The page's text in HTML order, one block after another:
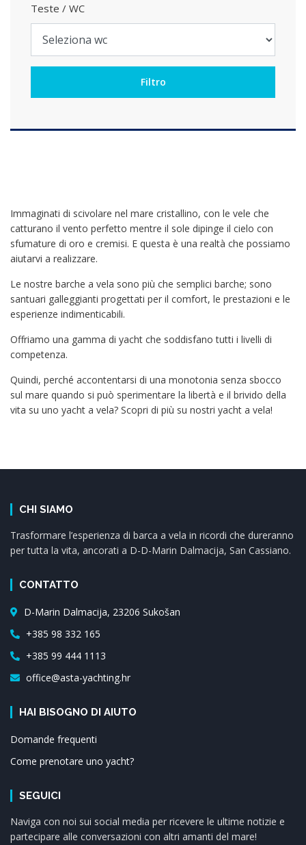
Teste / WC
Immaginati di scivolare nel mare cristallino, con le vele che
catturano il vento perfetto mentre il sole dipinge il cielo con
sfumature di oro e cremisi. E questa è una realtà che possiamo
aiutarvi a realizzare.
Le nostre barche a vela sono più che semplici barche; sono
santuari galleggianti progettati per il comfort, le prestazioni e le
esperienze indimenticabili.
Offriamo una gamma di yacht che soddisfano tutti i livelli di
competenza.
Quindi, perché accontentarsi di una monotonia senza sbocco
sul mare quando si può sperimentare la libertà e il brivido della
vita su uno yacht a vela? Scopri di più su nostri yacht a vela!
CHI SIAMO
Trasformare l’esperienza di barca a vela in ricordi che dureranno
per tutta la vita, ancorati a D-D-Marin Dalmacija, San Cassiano.
CONTATTO
D-Marin Dalmacija, 23206 Sukošan
+385 98 332 165
+385 99 444 1113
office@asta-yachting.hr
HAI BISOGNO DI AIUTO
Domande frequenti
Come prenotare uno yacht?
SEGUICI
Naviga con noi sui social media per ricevere le ultime notizie e
partecipare alle conversazioni con altri amanti del mare!